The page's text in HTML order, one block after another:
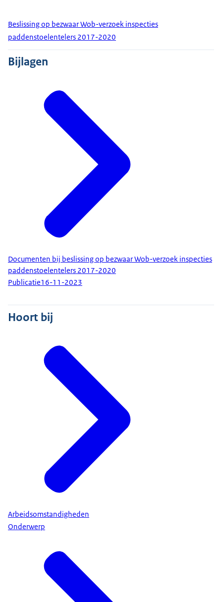
Beslissing op bezwaar Wob-verzoek inspecties
paddenstoelentelers 2017-2020
Bijlagen
Documenten bij beslissing op bezwaar Wob-verzoek inspecties
paddenstoelentelers 2017-2020
Publicatie16-11-2023
Hoort bij
Arbeidsomstandigheden
Onderwerp